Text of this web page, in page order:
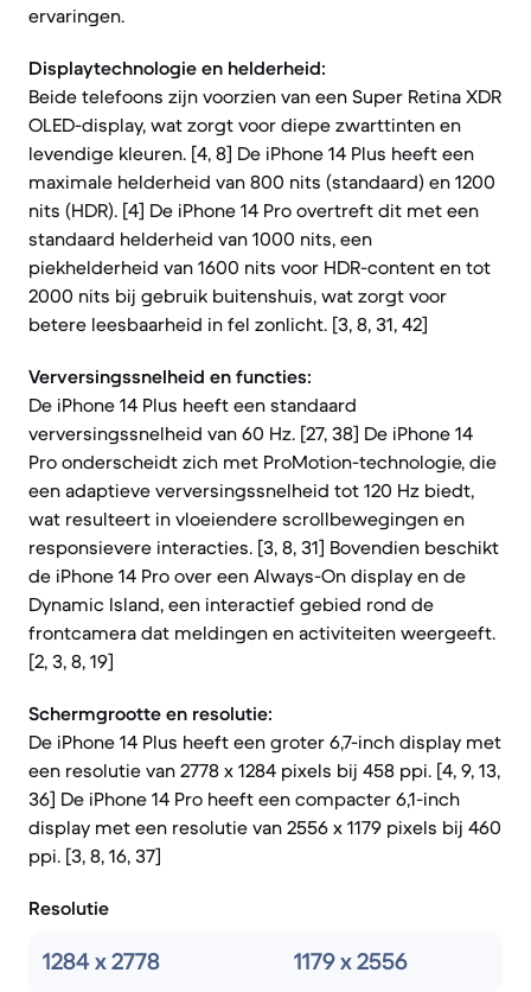
ervaringen.
Displaytechnologie en helderheid:
Beide telefoons zijn voorzien van een Super Retina XDR
OLED-display, wat zorgt voor diepe zwarttinten en
levendige kleuren. [4, 8] De iPhone 14 Plus heeft een
maximale helderheid van 800 nits (standaard) en 1200
nits (HDR). [4] De iPhone 14 Pro overtreft dit met een
standaard helderheid van 1000 nits, een
piekhelderheid van 1600 nits voor HDR-content en tot
2000 nits bij gebruik buitenshuis, wat zorgt voor
betere leesbaarheid in fel zonlicht. [3, 8, 31, 42]
Verversingssnelheid en functies:
De iPhone 14 Plus heeft een standaard
verversingssnelheid van 60 Hz. [27, 38] De iPhone 14
Pro onderscheidt zich met ProMotion-technologie, die
een adaptieve verversingssnelheid tot 120 Hz biedt,
wat resulteert in vloeiendere scrollbewegingen en
responsievere interacties. [3, 8, 31] Bovendien beschikt
de iPhone 14 Pro over een Always-On display en de
Dynamic Island, een interactief gebied rond de
frontcamera dat meldingen en activiteiten weergeeft.
[2, 3, 8, 19]
Schermgrootte en resolutie:
De iPhone 14 Plus heeft een groter 6,7-inch display met
een resolutie van 2778 x 1284 pixels bij 458 ppi. [4, 9, 13,
36] De iPhone 14 Pro heeft een compacter 6,1-inch
display met een resolutie van 2556 x 1179 pixels bij 460
ppi. [3, 8, 16, 37]
Resolutie
1284 x 2778 1179 x 2556